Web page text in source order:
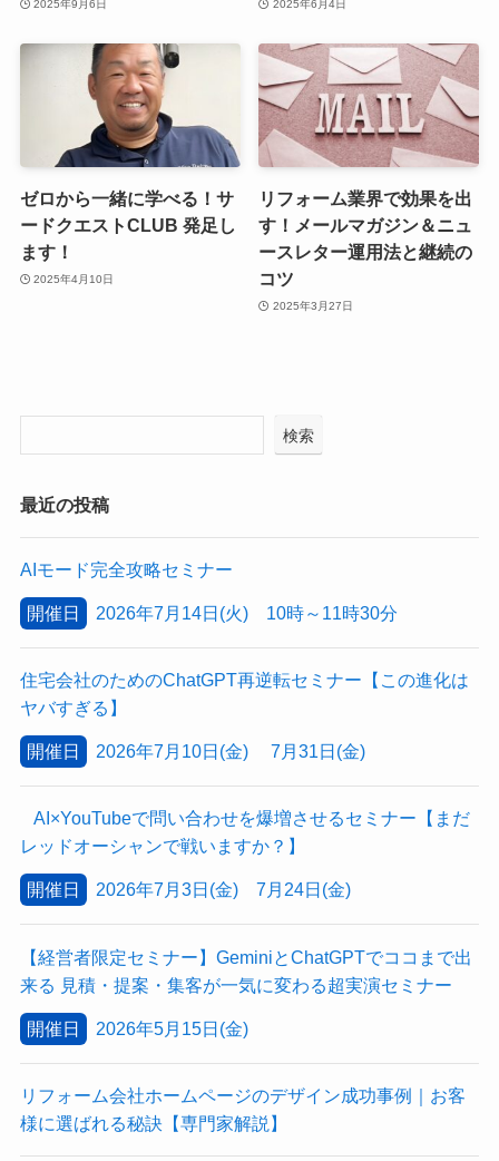
2025年9月6日 2025年6月4日
ゼロから一緒に学べる！サ
ードクエストCLUB 発足し
ます！
2025年4月10日
リフォーム業界で効果を出
す！メールマガジン＆ニュ
ースレター運用法と継続の
コツ
2025年3月27日
検索
最近の投稿
AIモード完全攻略セミナー
開催日 2026年7月14日(火) 10時～11時30分
住宅会社のためのChatGPT再逆転セミナー【この進化は
ヤバすぎる】
開催日 2026年7月10日(金) 7月31日(金)
AI×YouTubeで問い合わせを爆増させるセミナー【まだ
レッドオーシャンで戦いますか？】
開催日 2026年7月3日(金) 7月24日(金)
【経営者限定セミナー】GeminiとChatGPTでココまで出
来る 見積・提案・集客が一気に変わる超実演セミナー
開催日 2026年5月15日(金)
リフォーム会社ホームページのデザイン成功事例｜お客
様に選ばれる秘訣【専門家解説】